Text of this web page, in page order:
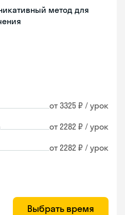
метод для
от 3325 ₽ / урок
от 2282 ₽ / урок
от 2282 ₽ / урок
Выбрать время